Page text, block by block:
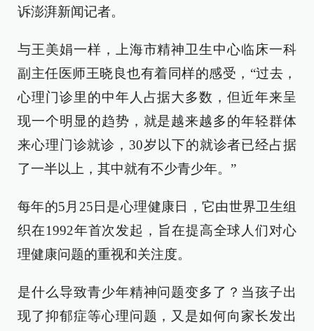
诉澎湃新闻记者。
与王美娟一样，上海市精神卫生中心临床一科
副主任医师王晓良也有着同样的感受，“过去，
心理门诊里的中年人占据大多数，但近年来呈
现一个明显的趋势，就是越来越多的年轻群体
来心理门诊就诊，30岁以下的就诊者已经占据
了一半以上，其中就有不少青少年。”
每年的5月25日是心理健康日，它由世界卫生组
织在1992年首次发起，旨在提高全球人们对心
理健康问题的重视和关注度。
是什么导致青少年精神问题变多了？当孩子出
现了抑郁症等心理问题，又是如何向家长发出